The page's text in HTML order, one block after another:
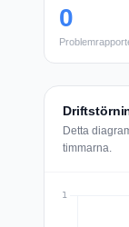
0
Detta
timmarna.